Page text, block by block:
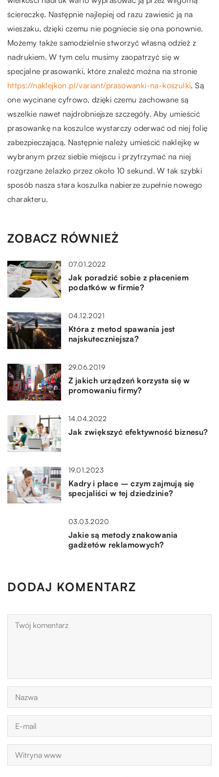
ściereczkę. Następnie najlepiej od razu zawiesić ją na
wieszaku, dzięki czemu nie pogniecie się ona ponownie.
Możemy także samodzielnie stworzyć własną odzież z
nadrukiem. W tym celu musimy zaopatrzyć się w
specjalne prasowanki, które znaleźć można na stronie
https://naklejkon.pl/variant/prasowanki-na-koszulki. Są
one wycinane cyfrowo, dzięki czemu zachowane są
wszelkie nawet najdrobniejsze szczegóły. Aby umieścić
prasowankę na koszulce wystarczy oderwać od niej folię
zabezpieczającą. Następnie należy umieścić naklejkę w
wybranym przez siebie miejscu i przytrzymać na niej
rozgrzane żelazko przez około 10 sekund. W tak szybki
sposób nasza stara koszulka nabierze zupełnie nowego
charakteru.
ZOBACZ RÓWNIEŻ
07.01.2022
Jak poradzić sobie z płaceniem
podatków w firmie?
04.12.2021
Która z metod spawania jest
najskuteczniejsza?
29.06.2019
Z jakich urządzeń korzysta się w
promowaniu firmy?
14.04.2022
Jak zwiększyć efektywność biznesu?
19.01.2023
Kadry i płace – czym zajmują się
specjaliści w tej dziedzinie?
03.03.2020
Jakie są metody znakowania
gadżetów reklamowych?
DODAJ KOMENTARZ